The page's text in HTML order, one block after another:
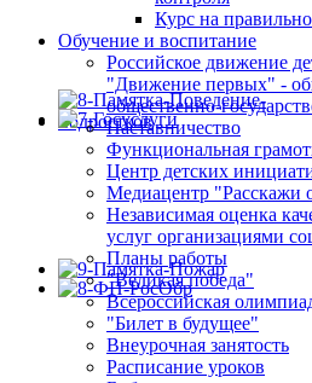
Курс на
Обучение и воспитание
Российское движение
"Движение первых" -
общественно-
Наставничество
Функциональная
Центр детских
Медиацентр "Расскажи
Независимая оценка
услуг организациями
Планы работы
"Великая победа"
Всероссийская
"Билет в будущее"
Внеурочная занятость
Расписание уроков